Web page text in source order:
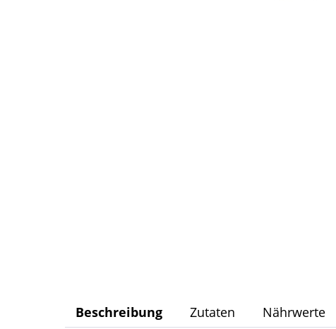
Beschreibung Zutaten Nährwerte